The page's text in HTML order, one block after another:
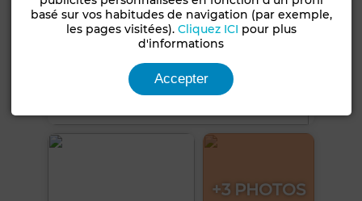
+3 PHOTOS
basé sur vos habitudes de navigation (par exemple,
les pages visitées). Cliquez ICI pour plus
d'informations
Accepter